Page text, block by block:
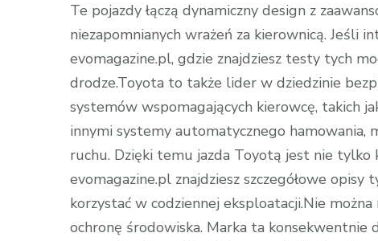
Te pojazdy łączą dynamiczny design z
niezapomnianych wrażeń za kierownicą. Jeśli
evomagazine.pl, gdzie znajdziesz testy tych
drodze.Toyota to także lider w dziedzinie
systemów wspomagających kierowcę, takich
innymi systemy automatycznego
ruchu. Dzięki temu jazda Toyotą jest nie tylko
evomagazine.pl znajdziesz szczegółowe
korzystać w codziennej eksploatacji.Nie
ochronę środowiska. Marka ta